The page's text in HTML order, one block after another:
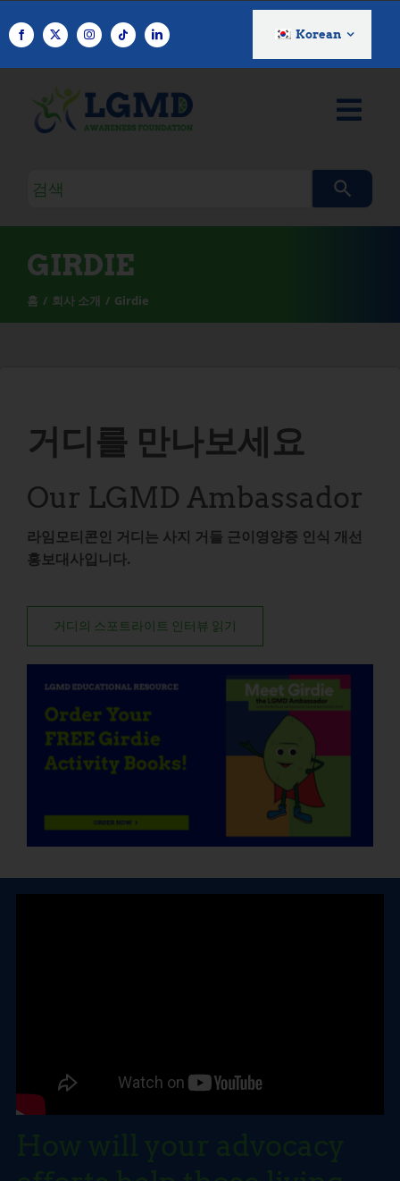
텐
Korean
검
쿼
리
GIRDIE
홈 회사 소개 Girdie
거디를 만나보세요
Our LGMD Ambassador
라임모티콘인 거디는 사지 거들 근이영양증 인식 개선
홍보대사입니다.
거디의 스포트라이트 인터뷰 읽기